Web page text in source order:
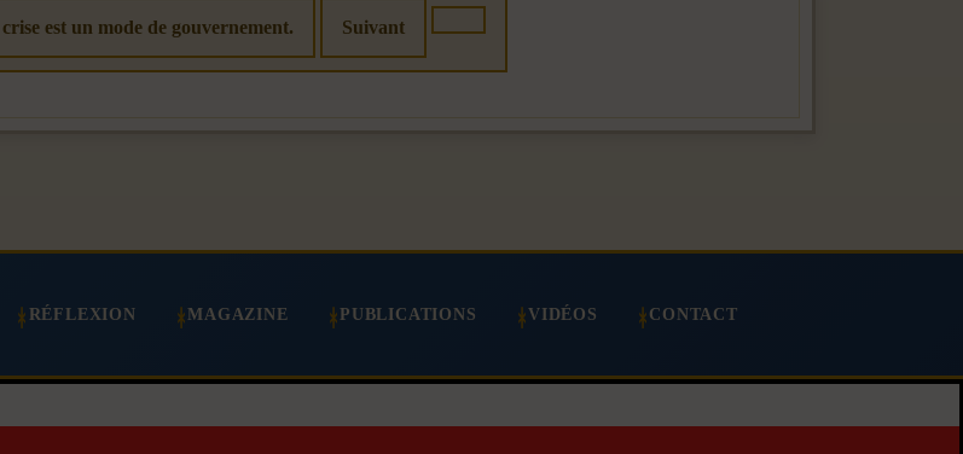
est un mode de gouvernement. Suivant
RÉFLEXION MAGAZINE PUBLICATIONS VIDÉOS CONTACT